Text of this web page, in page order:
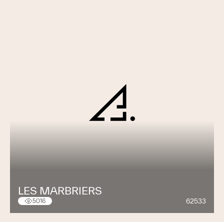
LES MARBRIERS
5016 62533